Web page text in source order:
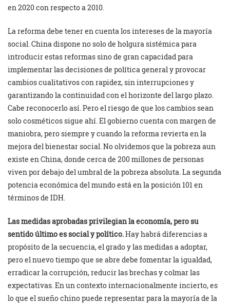
en 2020 con respecto a 2010.
La reforma debe tener en cuenta los intereses de la mayoría
social. China dispone no solo de holgura sistémica para
introducir estas reformas sino de gran capacidad para
implementar las decisiones de política general y provocar
cambios cualitativos con rapidez, sin interrupciones y
garantizando la continuidad con el horizonte del largo plazo.
Cabe reconocerlo así. Pero el riesgo de que los cambios sean
solo cosméticos sigue ahí. El gobierno cuenta con margen de
maniobra, pero siempre y cuando la reforma revierta en la
mejora del bienestar social. No olvidemos que la pobreza aun
existe en China, donde cerca de 200 millones de personas
viven por debajo del umbral de la pobreza absoluta. La segunda
potencia económica del mundo está en la posición 101 en
términos de IDH.
Las medidas aprobadas privilegian la economía, pero su
sentido último es social y político.Hay habrá diferencias a
propósito de la secuencia, el grado y las medidas a adoptar,
pero el nuevo tiempo que se abre debe fomentar la igualdad,
erradicar la corrupción, reducir las brechas y colmar las
expectativas. En un contexto internacionalmente incierto, es
lo que el sueño chino puede representar para la mayoría de la